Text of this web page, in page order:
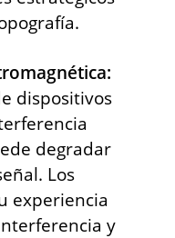
dispositivos
degradar
Los
experiencia
y